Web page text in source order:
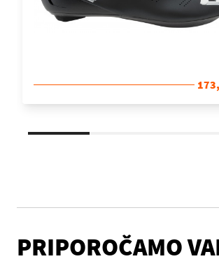
PRIPOROČAMO